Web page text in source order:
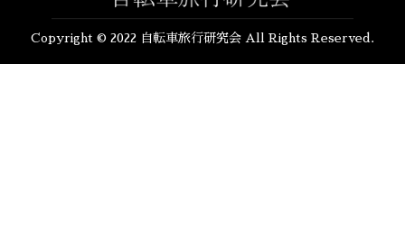
Copyright © 2022 自転車旅行研究会 All Rights Reserved.